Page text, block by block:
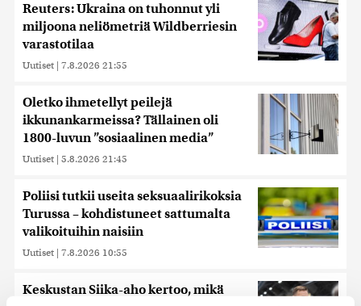
Reuters: Ukraina on tuhonnut yli
miljoona neliömetriä Wildberriesin
varastotilaa
Uutiset | 7.8.2026 21:55
Oletko ihmetellyt peilejä
ikkunankarmeissa? Tällainen oli
1800-luvun ”sosiaalinen media”
Uutiset | 5.8.2026 21:45
Poliisi tutkii useita seksuaalirikoksia
Turussa – kohdistuneet sattumalta
valikoituihin naisiin
Uutiset | 7.8.2026 10:55
Keskustan Siika-aho kertoo, mikä